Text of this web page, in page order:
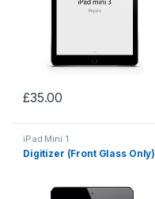
£35.00
iPad Mini 1
Digitizer (Front Glass Only)